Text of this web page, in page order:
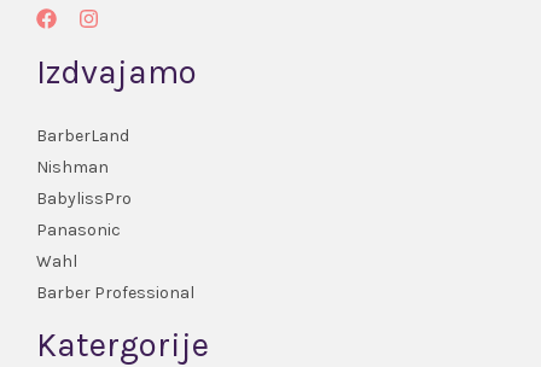
Izdvajamo
BarberLand
Nishman
BabylissPro
Panasonic
Wahl
Barber Professional
Katergorije